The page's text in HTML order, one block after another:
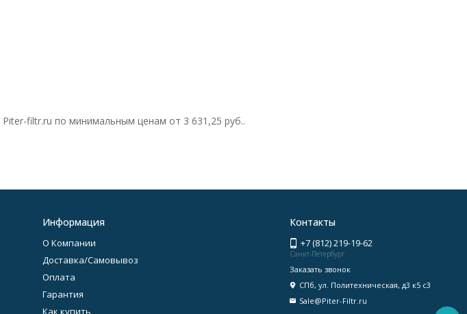
Piter-filtr.ru по минимальным ценам от 3 631,25 руб..
Информация
О Компании
Доставка/Самовывоз
Оплата
Гарантия
Как купить
Контакты
+7 (812) 219-19-62
Санкт-Петербург
Заказать звонок
СПб, ул. Политехническая, д3 к5 с3
Sale@Piter-Filtr.ru